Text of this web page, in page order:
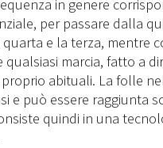
in genere
per passare dalla
quarta e la terza, mentre
marcia, fatto a
abituali. La folle
e può essere raggiunta
quindi in una